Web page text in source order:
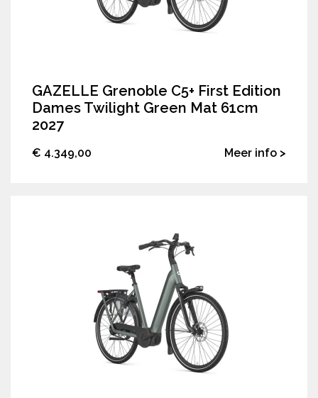
GAZELLE Grenoble C5+ First Edition
Dames Twilight Green Mat 61cm
2027
€ 4.349,00 Meer info >